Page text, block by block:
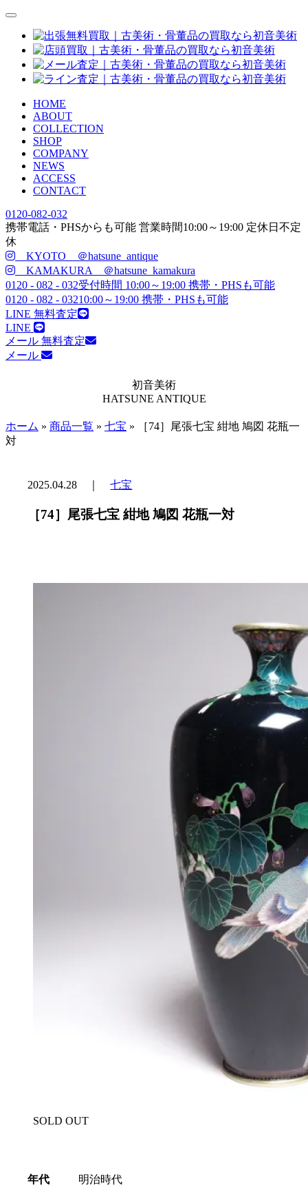
HOME
ABOUT
COLLECTION
SHOP
COMPANY
NEWS
ACCESS
CONTACT
0120-082-032
携帯電話・PHSからも可能 営業時間10:00～ 19:00 定休日 不定
休
KYOTO ＠hatsune_antique
KAMAKURA ＠hatsune_kamakura
0120 - 082 - 032受付時間 10:00～19:00 携帯・PHSも可能
0120 - 082 - 03210:00～19:00 携帯・PHSも可能
LINE 無料査定
LINE
メール 無料査定
メール
初音美術
HATSUNE ANTIQUE
ホーム » 商品一覧 » 七宝 » ［74］尾張七宝 紺地 鳩図 花瓶一
対
2025.04.28 ｜七宝
［74］尾張七宝 紺地 鳩図 花瓶一対
SOLD OUT
年代
明治時代